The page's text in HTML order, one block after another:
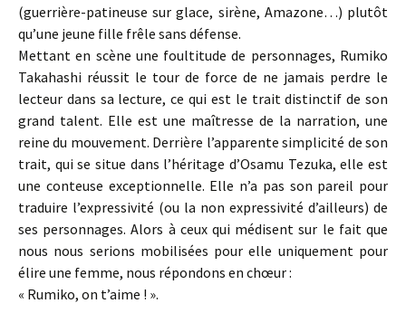
(guerrière-patineuse sur glace, sirène, Amazone…) plutôt
qu’une jeune fille frêle sans défense.
Mettant en scène une foultitude de personnages, Rumiko
Takahashi réussit le tour de force de ne jamais perdre le
lecteur dans sa lecture, ce qui est le trait distinctif de son
grand talent. Elle est une maîtresse de la narration, une
reine du mouvement. Derrière l’apparente simplicité de son
trait, qui se situe dans l’héritage d’Osamu Tezuka, elle est
une conteuse exceptionnelle. Elle n’a pas son pareil pour
traduire l’expressivité (ou la non expressivité d’ailleurs) de
ses personnages. Alors à ceux qui médisent sur le fait que
nous nous serions mobilisées pour elle uniquement pour
élire une femme, nous répondons en chœur :
« Rumiko, on t’aime ! ».